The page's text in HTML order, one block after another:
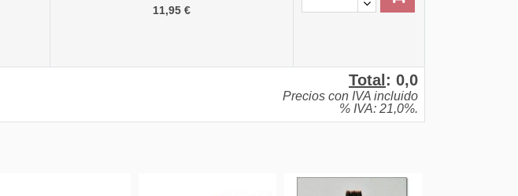
11,95 €
Total: 0,0
Precios con IVA incluido
% IVA: 21,0%.